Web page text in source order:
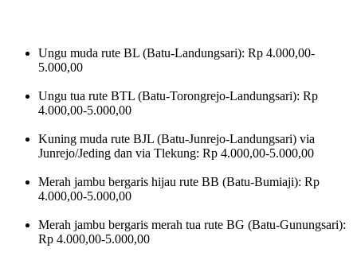
Ungu muda rute BL (Batu-Landungsari): Rp 4.000,00-
5.000,00
Ungu tua rute BTL (Batu-Torongrejo-Landungsari): Rp
4.000,00-5.000,00
Kuning muda rute BJL (Batu-Junrejo-Landungsari) via
Junrejo/Jeding dan via Tlekung: Rp 4.000,00-5.000,00
Merah jambu bergaris hijau rute BB (Batu-Bumiaji): Rp
4.000,00-5.000,00
Merah jambu bergaris merah tua rute BG (Batu-Gunungsari):
Rp 4.000,00-5.000,00